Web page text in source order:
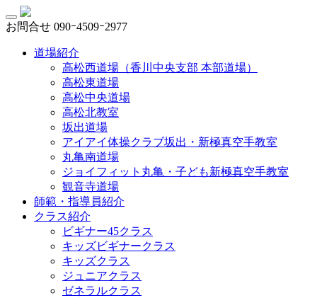
お問合せ 090ｰ4509ｰ2977
道場紹介
高松西道場（香川中央支部 本部道場）
高松東道場
高松中央道場
高松北教室
坂出道場
アイアイ体操クラブ坂出・新極真空手教室
丸亀南道場
ジョイフィット丸亀・子ども新極真空手教室
観音寺道場
師範・指導員紹介
クラス紹介
ビギナー45クラス
キッズビギナークラス
キッズクラス
ジュニアクラス
ゼネラルクラス